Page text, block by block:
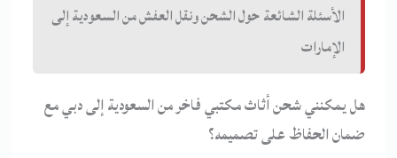
الأسئلة الشائعة حول الشحن ونقل العفش من السعودية إلى
الإمارات
هل يمكنني شحن أثاث مكتبي فاخر من السعودية إلى دبي مع
ضمان الحفاظ على تصميمه؟